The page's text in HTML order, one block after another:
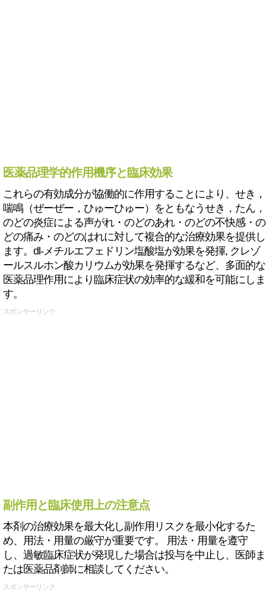
医薬品理学的作用機序と臨床効果
これらの有効成分が協働的に作用することにより、せき，
喘鳴（ぜーぜー，ひゅーひゅー）をともなうせき，たん，
のどの炎症による声がれ・のどのあれ・のどの不快感・の
どの痛み・のどのはれに対して複合的な治療効果を提供し
ます。dl-メチルエフェドリン塩酸塩が効果を発揮, クレゾ
ールスルホン酸カリウムが効果を発揮するなど、多面的な
医薬品理作用により臨床症状の効率的な緩和を可能にしま
す。
スポンサーリンク
副作用と臨床使用上の注意点
本剤の治療効果を最大化し副作用リスクを最小化するた
め、用法・用量の厳守が重要です。 用法・用量を遵守
し、過敏臨床症状が発現した場合は投与を中止し、医師ま
たは医薬品剤師に相談してください。
スポンサーリンク